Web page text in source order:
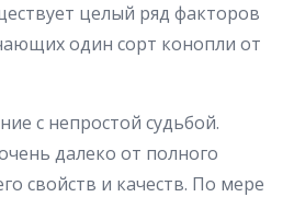
целый ряд факторов
один сорт конопли от
с непростой судьбой.
далеко от полного
свойств и качеств. По мере